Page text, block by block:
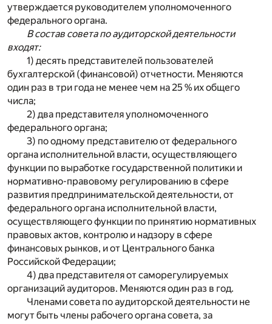
утверждается руководителем уполномоченного
федерального органа.
В состав совета по аудиторской деятельности
входят:
1) десять представителей пользователей
бухгалтерской (финансовой) отчетности. Меняются
один раз в три года не менее чем на 25 % их общего
числа;
2) два представителя уполномоченного
федерального органа;
3) по одному представителю от федерального
органа исполнительной власти, осуществляющего
функции по выработке государственной политики и
нормативно-правовому регулированию в сфере
развития предпринимательской деятельности, от
федерального органа исполнительной власти,
осуществляющего функции по принятию нормативных
правовых актов, контролю и надзору в сфере
финансовых рынков, и от Центрального банка
Российской Федерации;
4) два представителя от саморегулируемых
организаций аудиторов. Меняются один раз в год.
Членами совета по аудиторской деятельности не
могут быть члены рабочего органа совета, за